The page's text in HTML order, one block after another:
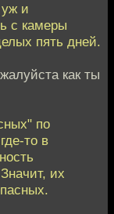
и
с камеры
пять дней.
как ты
по
то в
их